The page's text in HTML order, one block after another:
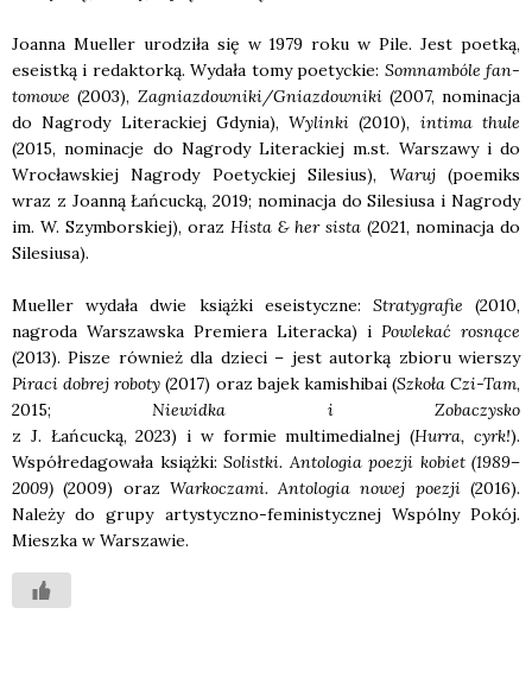
Joan­na Muel­ler uro­dzi­ła się w 1979 roku w Pile. Jest poet­ką,
ese­ist­ką i redak­tor­ką. Wyda­ła tomy poetyc­kie: Som­nam­bó­le fan­
to­mo­we (2003), Zagniazdowniki/Gniazdowniki(2007, nomi­na­cja
do Nagro­dy Lite­rac­kiej Gdy­nia),Wylin­ki (2010), inti­ma thu­le
(2015, nomi­na­cje do Nagro­dy Lite­rac­kiej m.st. War­sza­wy i do
Wro­cław­skiej Nagro­dy Poetyc­kiej Sile­sius), Waruj(poemiks
wraz z Joan­ną Łań­cuc­ką, 2019; nomi­na­cja do Sile­siu­sa i Nagro­dy
im. W. Szym­bor­skiej), oraz Hista & her sista (2021, nomi­na­cja do
Sile­siu­sa).
Muel­ler wyda­ła dwie książ­ki ese­istycz­ne: Stra­ty­gra­fie (2010,
nagro­da War­szaw­ska Pre­mie­ra Lite­rac­ka) i Powle­kać rosną­ce
(2013). Pisze rów­nież dla dzie­ci – jest autor­ką zbio­ru wier­szy
Pira­ci dobrej robo­ty (2017) oraz bajek kami­shi­bai (Szko­ła Czi-Tam,
2015; Nie­wid­ka i Zoba­czy­sko
z J. Łań­cuc­ką, 2023) i w for­mie mul­ti­me­dial­nej (Hur­ra, cyrk!).
Współ­re­da­go­wa­ła książ­ki: Solist­ki. Anto­lo­gia poezji kobiet (1989–
2009) (2009) oraz War­ko­cza­mi. Anto­lo­gia nowej poezji(2016).
Nale­ży do gru­py arty­stycz­no-femi­ni­stycz­nej Wspól­ny Pokój.
Miesz­ka w War­sza­wie.